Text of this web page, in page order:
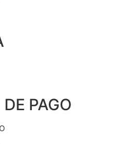
PAGO